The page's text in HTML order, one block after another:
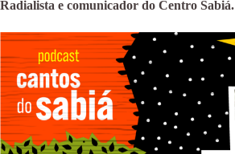
Radialista e comunicador do Centro Sabiá.